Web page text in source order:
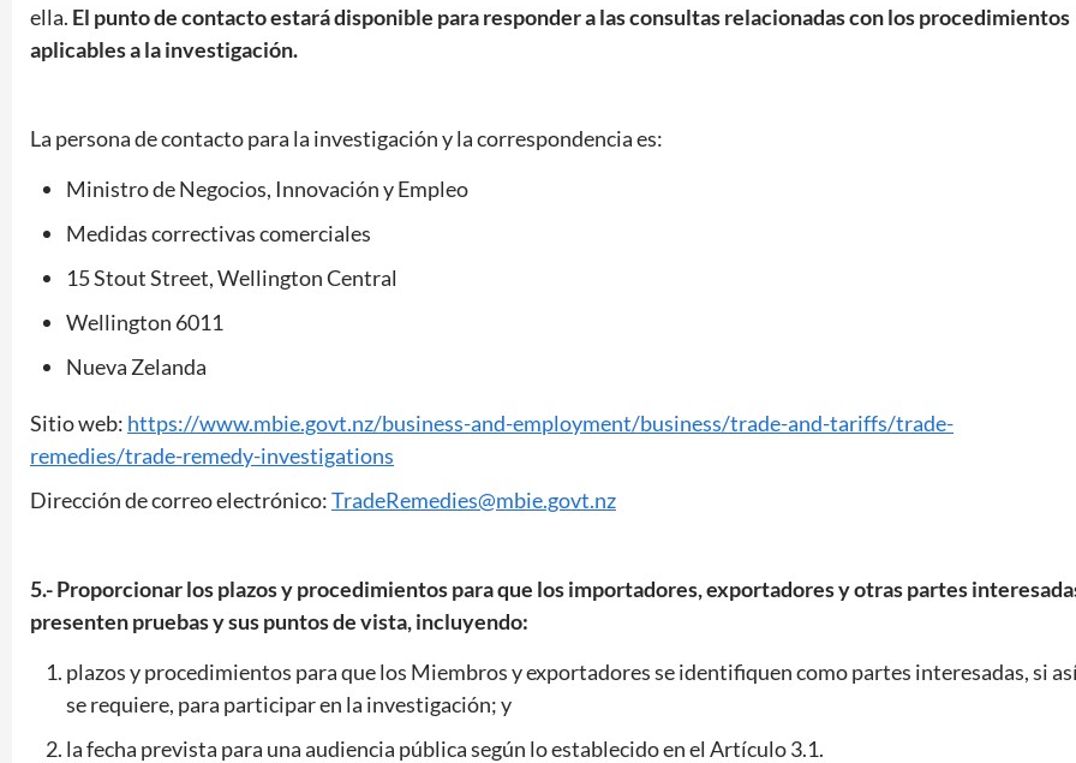
ella. El punto de contacto estará disponible para responder a las consultas relacionadas con los procedimientos
aplicables a la investigación.
La persona de contacto para la investigación y la correspondencia es:
Ministro de Negocios, Innovación y Empleo
Medidas correctivas comerciales
15 Stout Street, Wellington Central
Wellington 6011
Nueva Zelanda
Sitio web: https://www.mbie.govt.nz/business-and-employment/business/trade-and-tariffs/trade-
remedies/trade-remedy-investigations
Dirección de correo electrónico:TradeRemedies@mbie.govt.nz
5.- Proporcionar los plazos y procedimientos para que los importadores, exportadores y otras partes
presenten pruebas y sus puntos de vista, incluyendo:
plazos y procedimientos para que los Miembros y exportadores se identifiquen como partes interesadas, si
se requiere, para participar en la investigación; y
la fecha prevista para una audiencia pública según lo establecido en el Artículo 3.1.